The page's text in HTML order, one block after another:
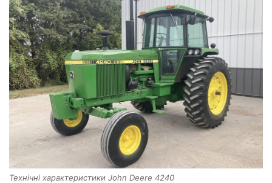
Технічні характеристики John Deere 4240